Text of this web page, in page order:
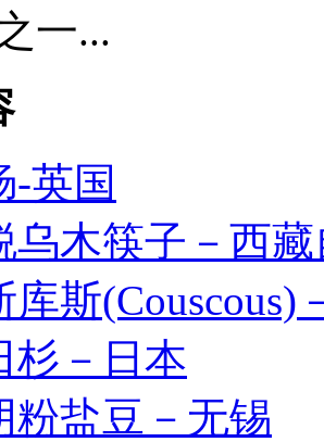
一...
-英国
乌木筷子－西
库斯(Couscous)
杉－日本
粉盐豆－无锡